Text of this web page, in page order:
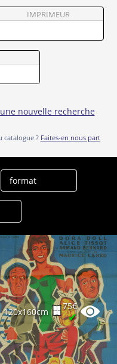
IMPRIMEUR
nouvelle recherche
catalogue ? Faites-en nous part
120x160cm
75€
✔